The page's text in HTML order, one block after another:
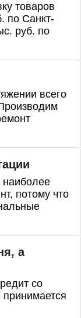
товаров
по Санкт-
руб. по
всего
наиболее
потому что
а
со